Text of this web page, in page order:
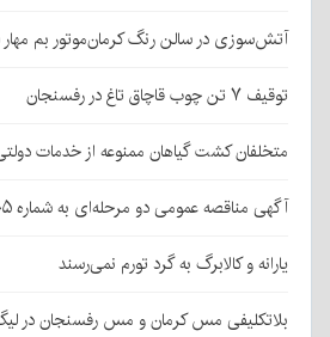
آتش‌سوزی در سالن رنگ کرمان‌موتور بم
توقیف ۷ تن چوب قاچاق تاغ در رفسنجان
متخلفان کشت گیاهان ممنوعه از خدمات
آگهی مناقصه عمومی دو مرحله‌ای به شماره ۰۵-۱۴۰۵ (تجدید اول)
یارانه و کالابرگ به گرد تورم نمی‌رسند
بلاتکلیفی مس کرمان و مس رفسنجان در